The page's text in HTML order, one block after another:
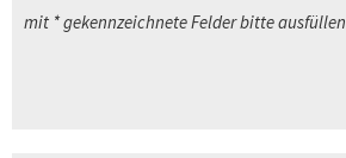
mit * gekennzeichnete Felder bitte ausfüllen